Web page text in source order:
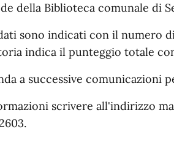
della Biblioteca comunale di
sono indicati con il numero
indica il punteggio totale
a successive comunicazioni
scrivere all'indirizzo